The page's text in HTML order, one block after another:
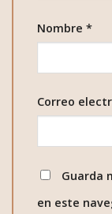
Nombre *
Correo
Guarda
en este